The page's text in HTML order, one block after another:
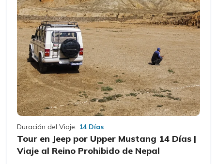
Duración del Viaje: 14 Días
Tour en Jeep por Upper Mustang 14 Días |
Viaje al Reino Prohibido de Nepal